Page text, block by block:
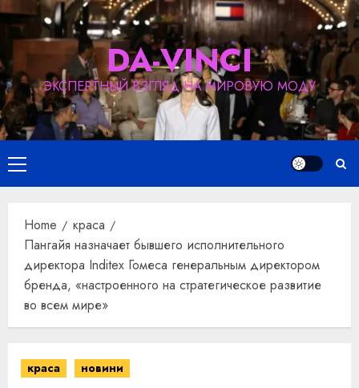
Skip
content
DA-VINCI
ЭКСПЕРТНЫЙ ВЗГЛЯД НА МИРОВУЮ МОДУ
Primary
Menu
Home
краса
Пангайя назначает бывшего исполнительного
директора Inditex Гомеса генеральным директором
бренда, «настроенного на стратегическое развитие
во всем мире»
краса новини